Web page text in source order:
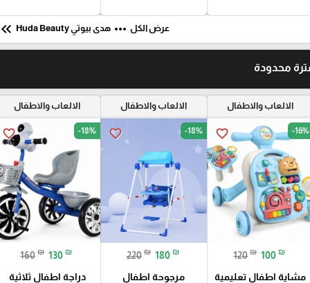
عرض الكل more_horiz هدى بيوتي Huda Beauty keyboard_double_arrow_left
محدودة
الالعاب والاطفال
favorite_border -16%
120 ₪ 100 ₪
مشاية اطفال تعليمية
الالعاب والاطفال
favorite_border -18%
220 ₪ 180 ₪
مرجوحة اطفال
الالعاب والاطفال
favorite_border -18%
160 ₪ 130 ₪
دراجة اطفال ثلاثية